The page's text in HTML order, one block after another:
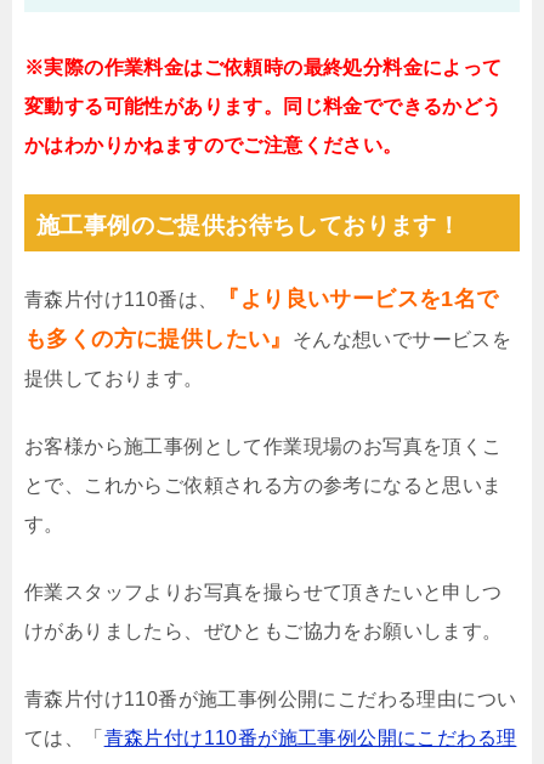
※実際の作業料金はご依頼時の最終処分料金によって
変動する可能性があります。同じ料金でできるかどう
かはわかりかねますのでご注意ください。
施工事例のご提供お待ちしております！
青森片付け110番は、
『より良いサービスを1名で
も多くの方に提供したい』
そんな想いでサービスを
提供しております。
お客様から施工事例として作業現場のお写真を頂くこ
とで、これからご依頼される方の参考になると思いま
す。
作業スタッフよりお写真を撮らせて頂きたいと申しつ
けがありましたら、ぜひともご協力をお願いします。
青森片付け110番が施工事例公開にこだわる理由につい
ては、「 青森片付け110番が施工事例公開にこだわる理